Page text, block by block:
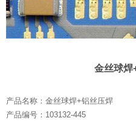
金丝球焊
产品名称：金丝球焊+铝丝压焊
产品编号：103132-445